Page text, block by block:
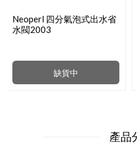
缺貨中
Neoperl 四分氣泡式出水省
水閥2003
產品